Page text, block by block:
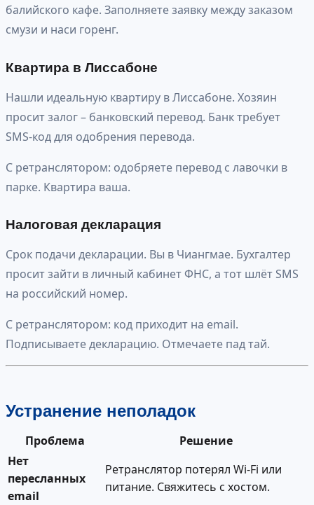
балийского кафе. Заполняете заявку между заказом
смузи и наси горенг.
Квартира в Лиссабоне
Нашли идеальную квартиру в Лиссабоне. Хозяин
просит залог – банковский перевод. Банк требует
SMS-код для одобрения перевода.
С ретранслятором: одобряете перевод с лавочки в
парке. Квартира ваша.
Налоговая декларация
Срок подачи декларации. Вы в Чиангмае. Бухгалтер
просит зайти в личный кабинет ФНС, а тот шлёт SMS
на российский номер.
С ретранслятором: код приходит на email.
Подписываете декларацию. Отмечаете пад тай.
Устранение неполадок
Проблема
Решение
Нет
пересланных
email
Ретранслятор потерял Wi-Fi или
питание. Свяжитесь с хостом.